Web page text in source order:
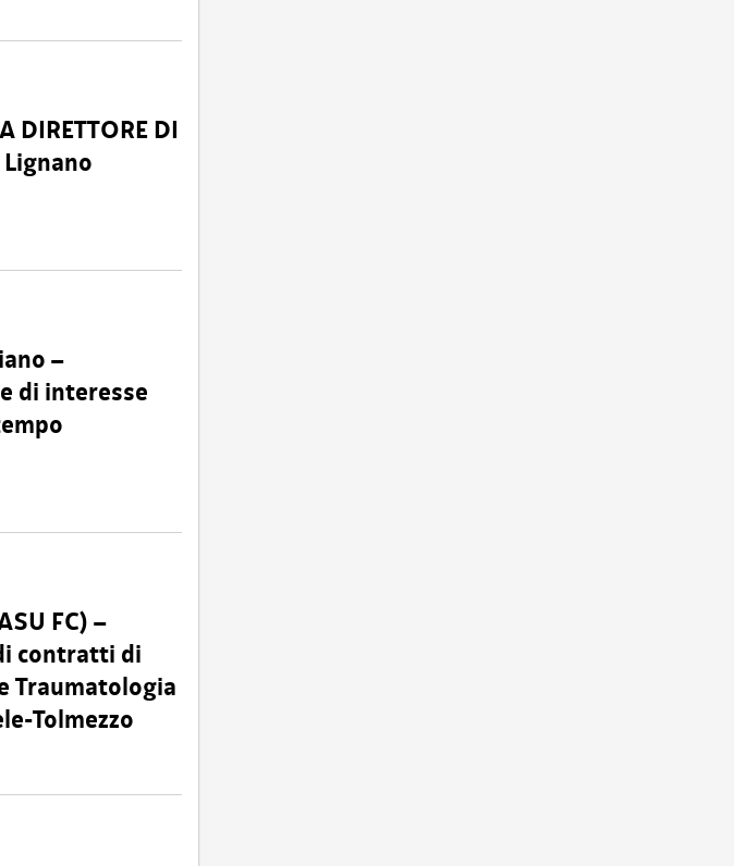
DIRETTORE DI
–
di interesse
FC) –
contratti di
Traumatologia
Tolmezzo